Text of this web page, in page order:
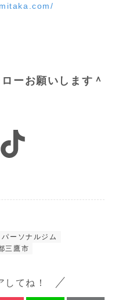
ーお願いします＾
TikTok
パーソナルジム
三鷹市
てね！